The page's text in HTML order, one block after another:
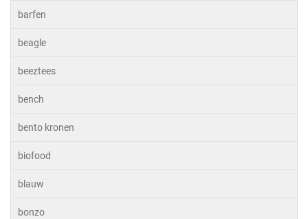
barfen
beagle
beeztees
bench
bento kronen
biofood
blauw
bonzo